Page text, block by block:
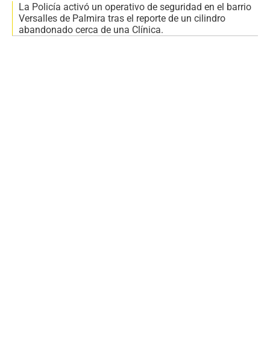
La Policía activó un operativo de seguridad en el barrio
Versalles de Palmira tras el reporte de un cilindro
abandonado cerca de una Clínica.